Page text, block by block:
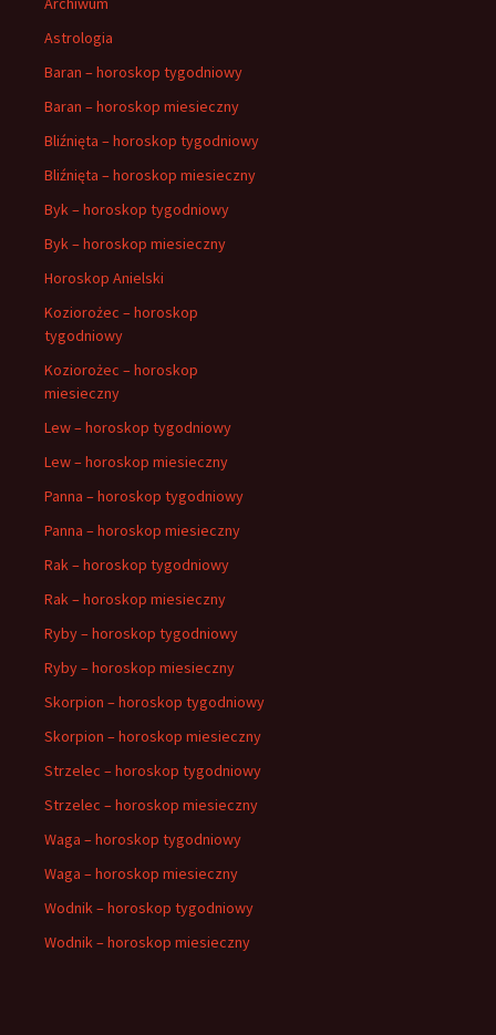
Astrologia
Baran – horoskop tygodniowy
Baran – horoskop miesieczny
Bliźnięta – horoskop tygodniowy
Bliźnięta – horoskop miesieczny
Byk – horoskop tygodniowy
Byk – horoskop miesieczny
Horoskop Anielski
Koziorożec – horoskop
tygodniowy
Koziorożec – horoskop
miesieczny
Lew – horoskop tygodniowy
Lew – horoskop miesieczny
Panna – horoskop tygodniowy
Panna – horoskop miesieczny
Rak – horoskop tygodniowy
Rak – horoskop miesieczny
Ryby – horoskop tygodniowy
Ryby – horoskop miesieczny
Skorpion – horoskop tygodniowy
Skorpion – horoskop miesieczny
Strzelec – horoskop tygodniowy
Strzelec – horoskop miesieczny
Waga – horoskop tygodniowy
Waga – horoskop miesieczny
Wodnik – horoskop tygodniowy
Wodnik – horoskop miesieczny